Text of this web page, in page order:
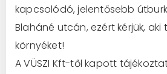
kapcsolódó, jelentősebb
Blaháné utcán, ezért kérjük, aki
környéket!
A VÜSZI Kft-től kapott